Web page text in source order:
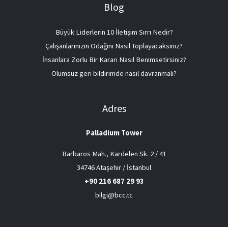
Blog
Büyük Liderlerin 10 İletişim Sırrı Nedir?
Çalışanlarınızın Odağını Nasıl Toplayacaksınız?
İnsanlara Zorlu Bir Kararı Nasıl Benimsetirsiniz?
Olumsuz geri bildirimde nasıl davranmalı?
Adres
Palladium Tower
Barbaros Mah., Kardelen Sk. 2 / 41
34746 Ataşehir / İstanbul
+90 216 687 29 93
bilgi@bcc.tc